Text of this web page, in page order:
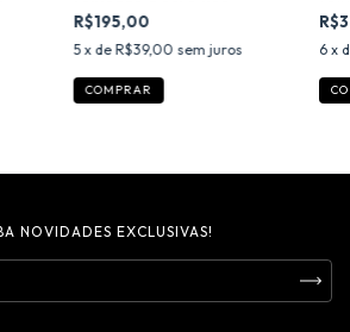
R$195,00
5 x de R$39,00 sem juros 6 x
NOVIDADES EXCLUSIVAS!